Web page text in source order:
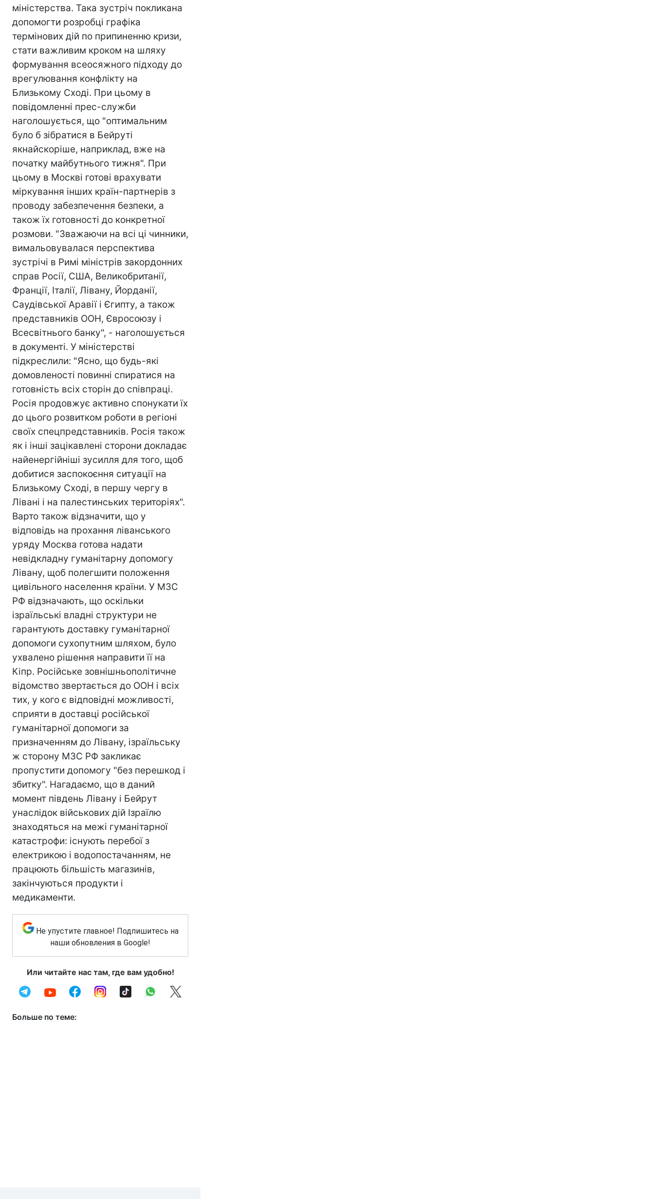
міністерства. Така зустріч покликана
допомогти розробці графіка
термінових дій по припиненню кризи,
стати важливим кроком на шляху
формування всеосяжного підходу до
врегулювання конфлікту на
Близькому Сході. При цьому в
повідомленні прес-служби
наголошується, що "оптимальним
було б зібратися в Бейруті
якнайскоріше, наприклад, вже на
початку майбутнього тижня". При
цьому в Москві готові врахувати
міркування інших країн-партнерів з
проводу забезпечення безпеки, а
також їх готовності до конкретної
розмови. "Зважаючи на всі ці чинники,
вимальовувалася перспектива
зустрічі в Римі міністрів закордонних
справ Росії, США, Великобританії,
Франції, Італії, Лівану, Йорданії,
Саудівської Аравії і Єгипту, а також
представників ООН, Євросоюзу і
Всесвітнього банку", - наголошується
в документі. У міністерстві
підкреслили: "Ясно, що будь-які
домовленості повинні спиратися на
готовність всіх сторін до співпраці.
Росія продовжує активно спонукати їх
до цього розвитком роботи в регіоні
своїх спецпредставників. Росія також
як і інші зацікавлені сторони докладає
найенергійніші зусилля для того, щоб
добитися заспокоєння ситуації на
Близькому Сході, в першу чергу в
Лівані і на палестинських територіях".
Варто також відзначити, що у
відповідь на прохання ліванського
уряду Москва готова надати
невідкладну гуманітарну допомогу
Лівану, щоб полегшити положення
цивільного населення країни. У МЗС
РФ відзначають, що оскільки
ізраїльські владні структури не
гарантують доставку гуманітарної
допомоги сухопутним шляхом, було
ухвалено рішення направити її на
Кіпр. Російське зовнішньополітичне
відомство звертається до ООН і всіх
тих, у кого є відповідні можливості,
сприяти в доставці російської
гуманітарної допомоги за
призначенням до Лівану, ізраїльську
ж сторону МЗС РФ закликає
пропустити допомогу "без перешкод і
збитку". Нагадаємо, що в даний
момент південь Лівану і Бейрут
унаслідок військових дій Ізраїлю
знаходяться на межі гуманітарної
катастрофи: існують перебої з
електрикою і водопостачанням, не
працюють більшість магазинів,
закінчуються продукти і
медикаменти.
Не упустите главное! Подпишитесь на
наши обновления в Google!
Или читайте нас там, где вам удобно!
Больше по теме: